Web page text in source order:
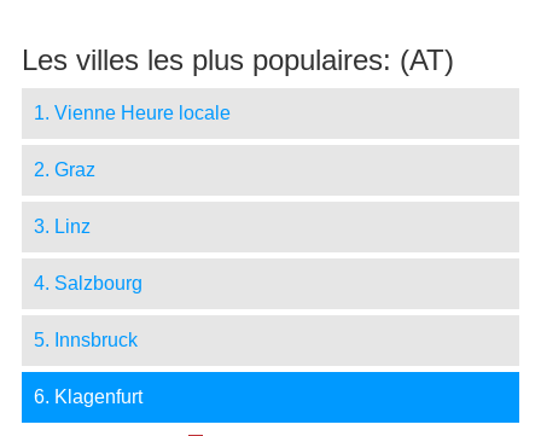
Les villes les plus populaires: (AT)
1. Vienne Heure locale
2. Graz
3. Linz
4. Salzbourg
5. Innsbruck
6. Klagenfurt